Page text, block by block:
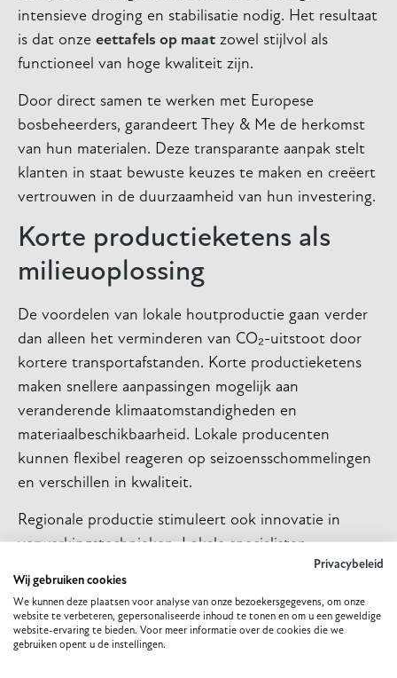
intensieve droging en stabilisatie nodig. Het resultaat
is dat onze eettafels op maat zowel stijlvol als
functioneel van hoge kwaliteit zijn.
Door direct samen te werken met Europese
bosbeheerders, garandeert They & Me de herkomst
van hun materialen. Deze transparante aanpak stelt
klanten in staat bewuste keuzes te maken en creëert
vertrouwen in de duurzaamheid van hun investering.
Korte productieketens als
milieuoplossing
De voordelen van lokale houtproductie gaan verder
dan alleen het verminderen van CO₂-uitstoot door
kortere transportafstanden. Korte productieketens
maken snellere aanpassingen mogelijk aan
veranderende klimaatomstandigheden en
materiaalbeschikbaarheid. Lokale producenten
kunnen flexibel reageren op seizoensschommelingen
en verschillen in kwaliteit.
Regionale productie stimuleert ook innovatie in
verwerkingstechnieken. Lokale specialisten
ontwikkelen expertise in nieuwe houtsoorten en
aangepaste bewerkingsmethoden. Deze
samenwerking tussen ontwerpers, producenten en
bosbeheerders leidt tot een betere benutting van
Privacybeleid
Wij gebruiken cookies
We kunnen deze plaatsen voor analyse van onze bezoekersgegevens, om onze
website te verbeteren, gepersonaliseerde inhoud te tonen en om u een geweldige
website-ervaring te bieden. Voor meer informatie over de cookies die we
gebruiken opent u de instellingen.